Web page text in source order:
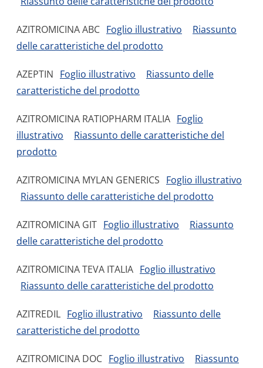
AZITROMICINA ABC Foglio illustrativo
Riassunto
delle caratteristiche del prodotto
AZEPTIN Foglio illustrativo
Riassunto delle
caratteristiche del prodotto
AZITROMICINA RATIOPHARM ITALIA Foglio
illustrativo
Riassunto delle caratteristiche del
prodotto
AZITROMICINA MYLAN GENERICS Foglio illustrativo
Riassunto delle caratteristiche del prodotto
AZITROMICINA GIT Foglio illustrativo
Riassunto
delle caratteristiche del prodotto
AZITROMICINA TEVA ITALIA Foglio illustrativo
Riassunto delle caratteristiche del prodotto
AZITREDIL Foglio illustrativo
Riassunto delle
caratteristiche del prodotto
AZITROMICINA DOC Foglio illustrativo
Riassunto